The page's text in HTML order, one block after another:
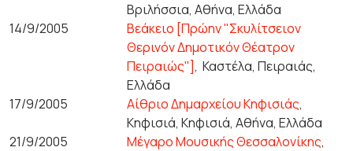
Βριλήσσια, Αθήνα, Ελλάδα
14/9/2005
Βεάκειο [Πρώην "Σκυλίτσειον
Θερινόν Δημοτικόν Θέατρον
Πειραιώς"],Καστέλα, Πειραιάς,
Ελλάδα
17/9/2005
Αίθριο Δημαρχείου Κηφισιάς,
Κηφισιά, Κηφισιά, Αθήνα, Ελλάδα
21/9/2005
Μέγαρο Μουσικής Θεσσαλονίκης,